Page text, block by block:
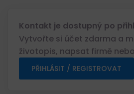
Kontakt je dostupný po
Vytvořte si účet zdarma a
životopis, napsat firmě
PŘIHLÁSIT / REGISTROVAT